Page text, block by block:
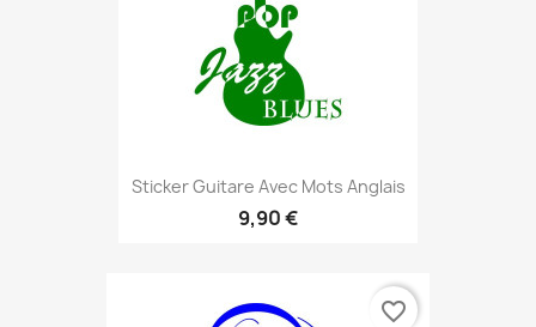
Sticker Guitare Avec Mots Anglais
9,90 €
favorite_border